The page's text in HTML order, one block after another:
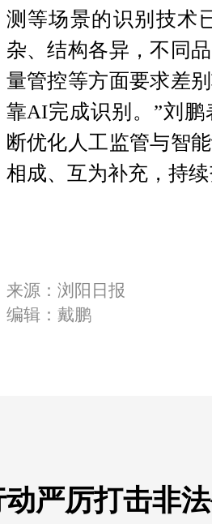
测等场景的识别技术
杂、结构各异，不同
量管控等方面要求差
靠AI完成识别。”刘
断优化人工监管与智
相成、互为补充，持
来源：浏阳日报
编辑：戴鹏
动严厉打击非